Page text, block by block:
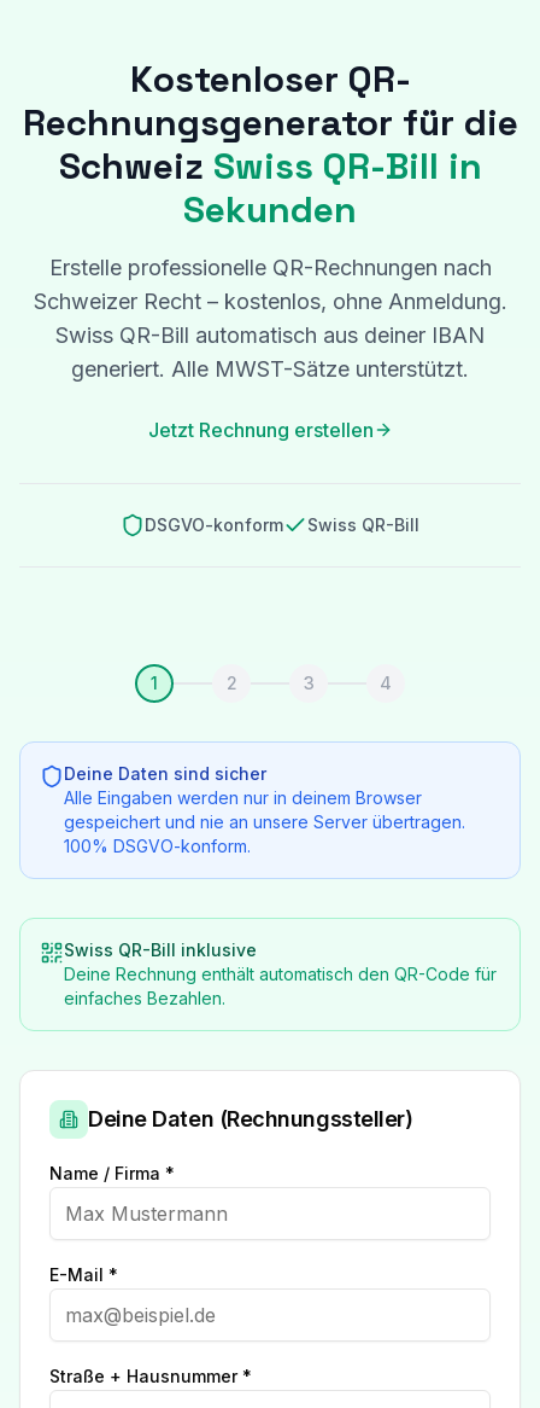
Kostenloser QR-
Rechnungsgenerator für die
Schweiz Swiss QR-Bill in
Sekunden
Erstelle professionelle QR-Rechnungen nach
Schweizer Recht – kostenlos, ohne Anmeldung.
Swiss QR-Bill automatisch aus deiner IBAN
generiert. Alle MWST-Sätze unterstützt.
Jetzt Rechnung erstellen
DSGVO-konform Swiss QR-Bill
1 2 3 4
Deine Daten sind sicher
Alle Eingaben werden nur in deinem Browser
gespeichert und nie an unsere Server übertragen.
100% DSGVO-konform.
Swiss QR-Bill inklusive
Deine Rechnung enthält automatisch den QR-Code für
einfaches Bezahlen.
Deine Daten (Rechnungssteller)
Name / Firma *
E-Mail *
Straße + Hausnummer *